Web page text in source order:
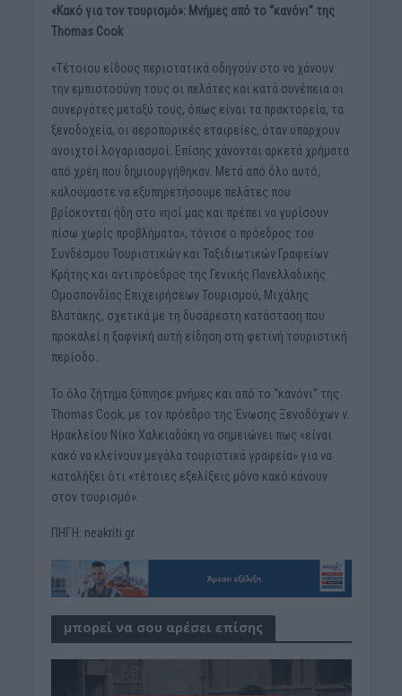
«Κακό για τον τουρισμό»: Μνήμες από το “κανόνι” της
Τhomas Cook
«Τέτοιου είδους περιστατικά οδηγούν στο να χάνουν
την εμπιστοσύνη τους οι πελάτες και κατά συνέπεια οι
συνεργάτες μεταξύ τους, όπως είναι τα πρακτορεία, τα
ξενοδοχεία, οι αεροπορικές εταιρείες, όταν υπάρχουν
ανοιχτοί λογαριασμοί. Επίσης χάνονται αρκετά χρήματα
από χρέη που δημιουργήθηκαν. Μετά από όλο αυτό,
καλούμαστε να εξυπηρετήσουμε πελάτες που
βρίσκονται ήδη στο νησί μας και πρέπει να γυρίσουν
πίσω χωρίς προβλήματα», τόνισε ο πρόεδρος του
Συνδέσμου Τουριστικών και Ταξιδιωτικών Γραφείων
Κρήτης και αντιπρόεδρος της Γενικής Πανελλαδικής
Ομοσπονδίας Επιχειρήσεων Τουρισμού, Μιχάλης
Βλατάκης, σχετικά με τη δυσάρεστη κατάσταση που
προκαλεί η ξαφνική αυτή είδηση στη φετινή τουριστική
περίοδο.
Το όλο ζήτημα ξύπνησε μνήμες και από το “κανόνι” της
Thomas Cook, με τον πρόεδρο της Ένωσης Ξενοδόχων ν.
Ηρακλείου Νίκο Χαλκιαδάκη να σημειώνει πως «είναι
κακό να κλείνουν μεγάλα τουριστικά γραφεία» για να
καταλήξει ότι «τέτοιες εξελίξεις μόνο κακό κάνουν
στον τουρισμό».
ΠΗΓΗ: neakriti.gr
μπορεί να σου αρέσει επίσης